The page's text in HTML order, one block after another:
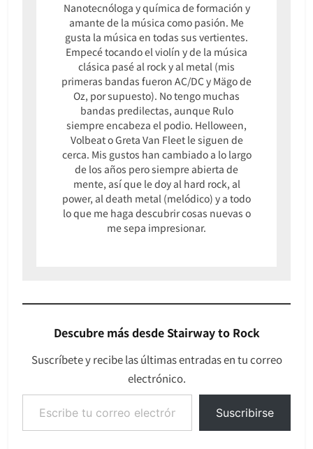
Nanotecnóloga y química de formación y
amante de la música como pasión. Me
gusta la música en todas sus vertientes.
Empecé tocando el violín y de la música
clásica pasé al rock y al metal (mis
primeras bandas fueron AC/DC y Mägo de
Oz, por supuesto). No tengo muchas
bandas predilectas, aunque Rulo
siempre encabeza el podio. Helloween,
Volbeat o Greta Van Fleet le siguen de
cerca. Mis gustos han cambiado a lo largo
de los años pero siempre abierta de
mente, así que le doy al hard rock, al
power, al death metal (melódico) y a todo
lo que me haga descubrir cosas nuevas o
me sepa impresionar.
Descubre más desde Stairway to Rock
Suscríbete y recibe las últimas entradas en tu correo
electrónico.
Escribe tu correo electrónico…
Suscribirse